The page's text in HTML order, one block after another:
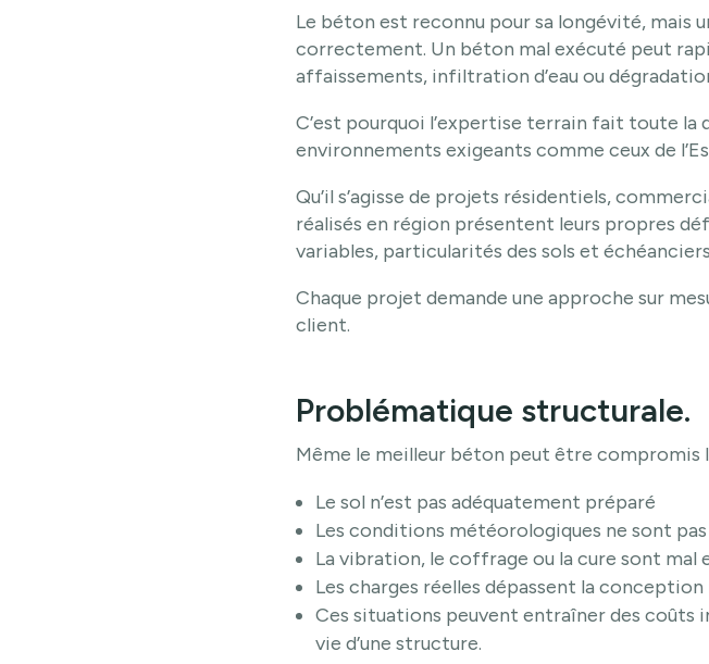
Le béton est reconnu pour sa longévité, mais
correctement. Un béton mal exécuté peut
affaissements, infiltration d’eau ou
C’est pourquoi l’expertise terrain fait toute
environnements exigeants comme ceux de
Qu’il s’agisse de projets résidentiels,
réalisés en région présentent leurs propres
variables, particularités des sols et
Chaque projet demande une approche sur
client.
Problématique structurale.
Même le meilleur béton peut être compromis
Le sol n’est pas adéquatement préparé
Les conditions météorologiques ne sont
La vibration, le coffrage ou la cure sont mal
Les charges réelles dépassent la
Ces situations peuvent entraîner des coûts
vie d’une structure.